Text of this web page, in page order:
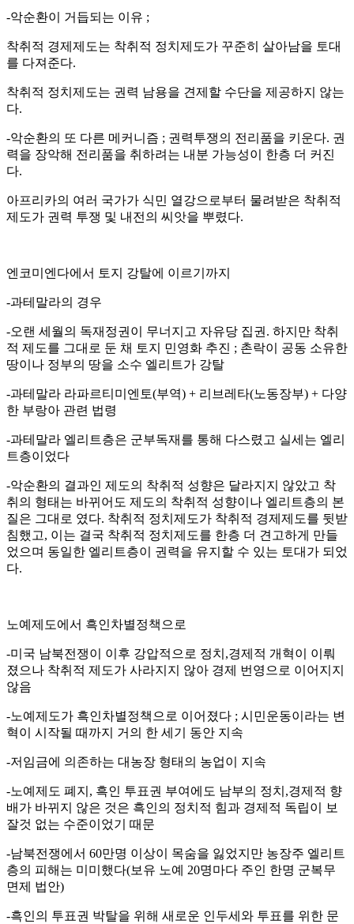
-악순환이 거듭되는 이유 ;
착취적 경제제도는 착취적 정치제도가 꾸준히 살아남을 토대
를 다져준다.
착취적 정치제도는 권력 남용을 견제할 수단을 제공하지 않는
다.
-악순환의 또 다른 메커니즘 ; 권력투쟁의 전리품을 키운다. 권
력을 장악해 전리품을 취하려는 내분 가능성이 한층 더 커진
다.
아프리카의 여러 국가가 식민 열강으로부터 물려받은 착취적
제도가 권력 투쟁 및 내전의 씨앗을 뿌렸다.
엔코미엔다에서 토지 강탈에 이르기까지
-과테말라의 경우
-오랜 세월의 독재정권이 무너지고 자유당 집권. 하지만 착취
적 제도를 그대로 둔 채 토지 민영화 추진 ; 촌락이 공동 소유한
땅이나 정부의 땅을 소수 엘리트가 강탈
-과테말라 라파르티미엔토(부역) + 리브레타(노동장부) + 다양
한 부랑아 관련 법령
-과테말라 엘리트층은 군부독재를 통해 다스렸고 실세는 엘리
트층이었다
-악순환의 결과인 제도의 착취적 성향은 달라지지 않았고 착
취의 형태는 바뀌어도 제도의 착취적 성향이나 엘리트층의 본
질은 그대로 였다. 착취적 정치제도가 착취적 경제제도를 뒷받
침했고, 이는 결국 착취적 정치제도를 한층 더 견고하게 만들
었으며 동일한 엘리트층이 권력을 유지할 수 있는 토대가 되었
다.
노예제도에서 흑인차별정책으로
-미국 남북전쟁이 이후 강압적으로 정치,경제적 개혁이 이뤄
졌으나 착취적 제도가 사라지지 않아 경제 번영으로 이어지지
않음
-노예제도가 흑인차별정책으로 이어졌다 ; 시민운동이라는 변
혁이 시작될 때까지 거의 한 세기 동안 지속
-저임금에 의존하는 대농장 형태의 농업이 지속
-노예제도 폐지, 흑인 투표권 부여에도 남부의 정치,경제적 향
배가 바뀌지 않은 것은 흑인의 정치적 힘과 경제적 독립이 보
잘것 없는 수준이었기 때문
-남북전쟁에서 60만명 이상이 목숨을 잃었지만 농장주 엘리트
층의 피해는 미미했다(보유 노예 20명마다 주인 한명 군복무
면제 법안)
-흑인의 투표권 박탈을 위해 새로운 인두세와 투표를 위한 문